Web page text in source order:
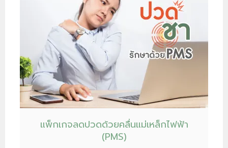
แพ็กเกจลดปวดด้วยคลื่นแม่เหล็กไฟฟ้า
(PMS)